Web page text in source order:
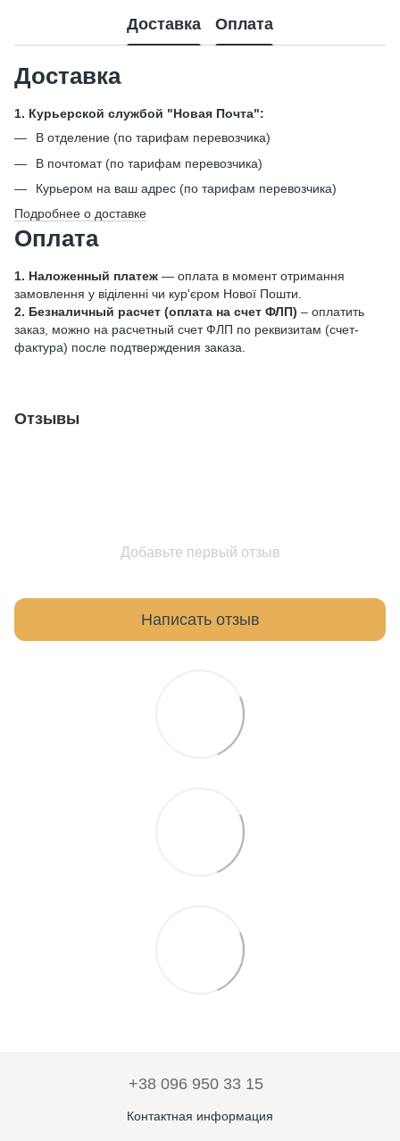
Доставка Оплата
Доставка
1. Курьерской службой "Новая Почта":
В отделение (по тарифам перевозчика)
В почтомат (по тарифам перевозчика)
Курьером на ваш адрес (по тарифам перевозчика)
Подробнее о доставке
Оплата
1. Наложенный платеж — оплата в момент отримання
замовлення у віділенні чи кур'єром Нової Пошти.
2. Безналичный расчет (оплата на счет ФЛП) – оплатить
заказ, можно на расчетный счет ФЛП по реквизитам (счет-
фактура) после подтверждения заказа.
Отзывы
Добавьте первый отзыв
Написать отзыв
+38 096 950 33 15
Контактная информация